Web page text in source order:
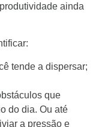
ainda
tende a dispersar;
que
do dia. Ou até
a pressão e